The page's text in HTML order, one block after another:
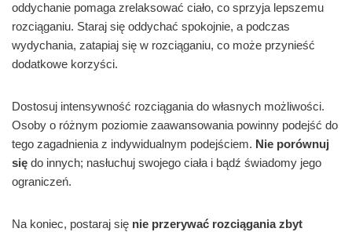
oddychanie pomaga zrelaksować ciało, co sprzyja lepszemu
rozciąganiu. Staraj się oddychać spokojnie, a podczas
wydychania, zatapiaj się w rozciąganiu, co może przynieść
dodatkowe korzyści.
Dostosuj intensywność rozciągania do własnych możliwości.
Osoby o różnym poziomie zaawansowania powinny podejść do
tego zagadnienia z indywidualnym podejściem. Nie porównuj
się do innych; nasłuchuj swojego ciała i bądź świadomy jego
ograniczeń.
Na koniec, postaraj się nie przerywać rozciągania zbyt